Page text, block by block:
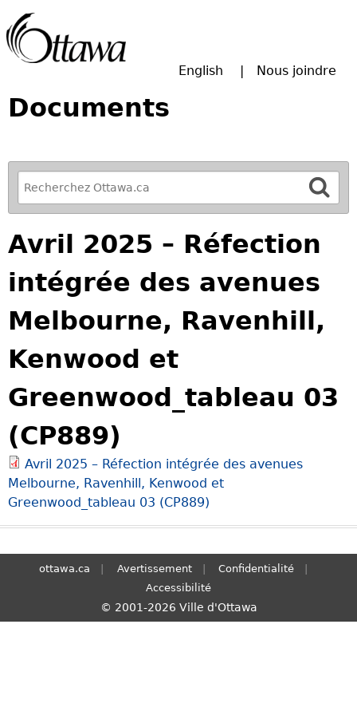
English Nous joindre
Documents
R
e
f
i
n
e
y
o
u
r
S
e
a
r
h
Avril 2025 – Réfection
intégrée des avenues
Melbourne, Ravenhill,
Kenwood et
Greenwood_tableau 03
(CP889)
Avril 2025 – Réfection intégrée des avenues
Melbourne, Ravenhill, Kenwood et
Greenwood_tableau 03 (CP889)
ottawa.ca Avertissement
Confidentialité
Accessibilité
© 2001-2026 Ville d'Ottawa